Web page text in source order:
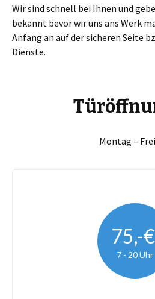
Wir sind schnell bei Ihnen und
bekannt bevor wir uns ans Werk
Anfang an auf der sicheren Seite
Dienste.
Montag –
75,-€
7 - 20 Uhr